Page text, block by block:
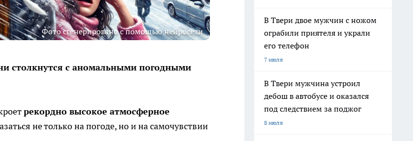
Фото сгенерировано с помощью нейросети
столкнутся с аномальными погодными
рекордно высокое атмосферное
не только на погоде, но и на самочувствии
В Твери двое мужчин с ножом
ограбили приятеля и украли
его телефон
7 июля
В Твери мужчина устроил
дебош в автобусе и оказался
под следствием за поджог
8 июля